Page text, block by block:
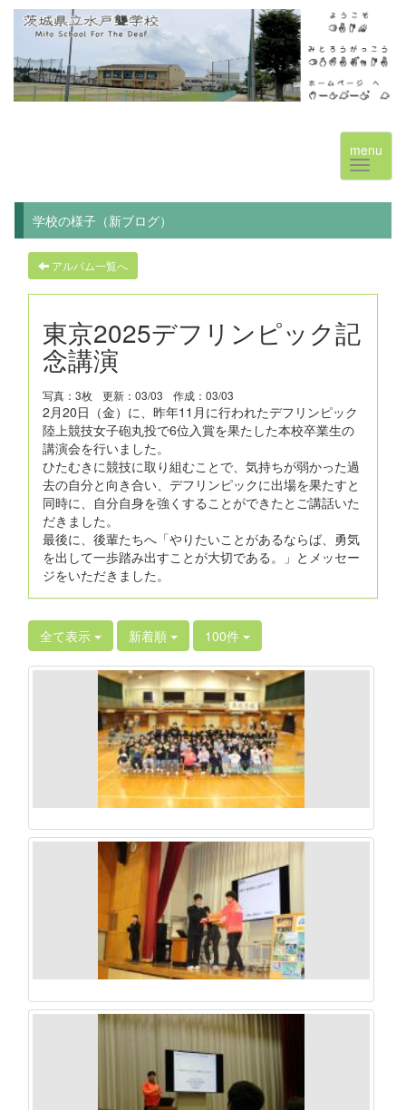
menu
学校の様子（新ブログ）
アルバム一覧へ
東京2025デフリンピック記
念講演
写真：3枚 更新：03/03 作成：03/03
2月20日（金）に、昨年11月に行われたデフリンピック
陸上競技女子砲丸投で6位入賞を果たした本校卒業生の
講演会を行いました。
ひたむきに競技に取り組むことで、気持ちが弱かった過
去の自分と向き合い、デフリンピックに出場を果たすと
同時に、自分自身を強くすることができたとご講話いた
だきました。
最後に、後輩たちへ「やりたいことがあるならば、勇気
を出して一歩踏み出すことが大切である。」とメッセー
ジをいただきました。
全て表示 新着順 100件